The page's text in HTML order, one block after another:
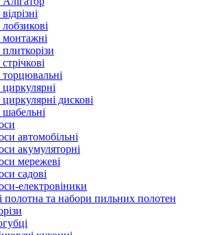
дискові
автомобільні
акумуляторні
мережеві
садові
електровіники
полотна та набори пильних полотен